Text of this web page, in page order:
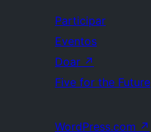
Participar
Eventos
Doar ↗
Five for the Future
WordPress.com ↗